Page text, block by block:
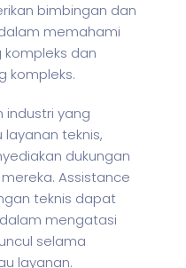
bimbingan dan
memahami
dan
kompleks.
industri yang
teknis,
dukungan
Assistance
teknis dapat
mengatasi
selama
layanan.